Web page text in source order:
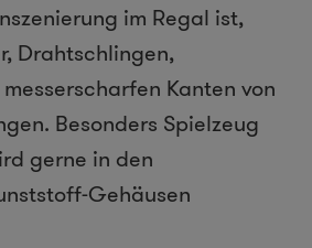
im Regal ist,
Drahtschlingen,
Kanten von
Besonders Spielzeug
gerne in den
Gehäusen